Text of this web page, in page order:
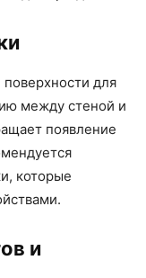
поверхности для
между стеной и
появление
которые
и